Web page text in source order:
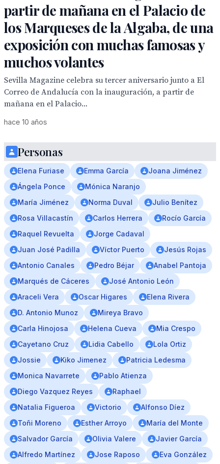
partir de mañana en el Palacio de
los Marqueses de la Algaba, de una
exposición con muchas famosas y
muchos volantes
Sevilla Magazine celebra su tercer aniversario junto a El
Correo de Andalucía con la inauguración, a partir de
mañana en el Palacio...
hace 10 años
Personas
Elena Furiase Emma García
Joana Jiménez
Ángela Ponce
Mónica Naranjo
María Jiménez
Norma Duval
Julio Benítez
Rosa Villacastín
Carlos Herrera
Rocío García
Raquel Revuelta
Jorge Cadaval
Juan José Padilla
Víctor Puerto
Jesús Rojas
Antonio Canales
Pedro Béjar
Anabel Pantoja
Marqués de Cáceres
José Antonio León
Araceli Vera
Oscar Higares
Elena Rivera
D. Antonio Munoz
Mireya Bravo
Carla Hinojosa
Helena Cueva
Mia Crespo
Cayetano Cruz
Lidia Cabello
Lola Ortiz
Jossie
Kiko Jimenez
Patricia Ledesma
Monica Navarrete
Pablo Atienza
Diego Vazquez Reyes
Raphael
Natalia Figueroa
Victorio
Alfonso Díez
Toñi Moreno
Esther Arroyo
María del Monte
Salvador García
Olivia Valere
Javier García
Alfredo Martínez
Jose Raposo
Eva González